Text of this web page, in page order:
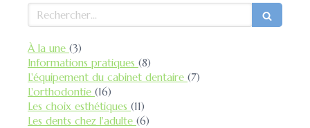
Rechercher
À la une (3)
Informations pratiques (8)
L'équipement du cabinet dentaire (7)
L'orthodontie (16)
Les choix esthétiques (11)
Les dents chez l'adulte (6)